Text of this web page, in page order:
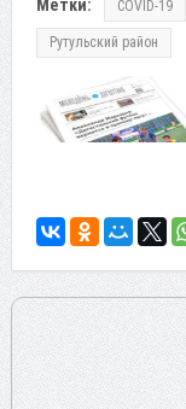
Метки: COVID-19
Рутульский район